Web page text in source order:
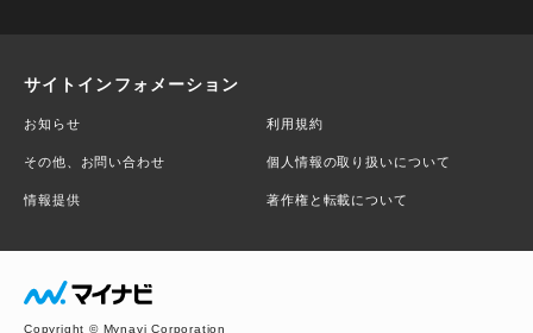
サイトインフォメーション
お知らせ 利用規約
その他、お問い合わせ 個人情報の取り扱いについて
情報提供 著作権と転載について
Copyright © Mynavi Corporation